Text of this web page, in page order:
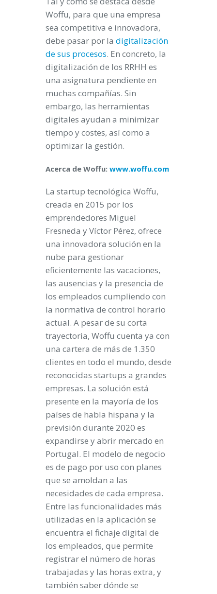
Woffu, para que una empresa
sea competitiva e innovadora,
debe pasar por la digitalización
de sus procesos. En concreto, la
digitalización de los RRHH es
una asignatura pendiente en
muchas compañías. Sin
embargo, las herramientas
digitales ayudan a minimizar
tiempo y costes, así como a
optimizar la gestión.
Acerca de Woffu: www.woffu.com
La startup tecnológica Woffu,
creada en 2015 por los
emprendedores Miguel
Fresneda y Víctor Pérez, ofrece
una innovadora solución en la
nube para gestionar
eficientemente las vacaciones,
las ausencias y la presencia de
los empleados cumpliendo con
la normativa de control horario
actual. A pesar de su corta
trayectoria, Woffu cuenta ya con
una cartera de más de 1.350
clientes en todo el mundo, desde
reconocidas startups a grandes
empresas. La solución está
presente en la mayoría de los
países de habla hispana y la
previsión durante 2020 es
expandirse y abrir mercado en
Portugal. El modelo de negocio
es de pago por uso con planes
que se amoldan a las
necesidades de cada empresa.
Entre las funcionalidades más
utilizadas en la aplicación se
encuentra el fichaje digital de
los empleados, que permite
registrar el número de horas
trabajadas y las horas extra, y
también saber dónde se